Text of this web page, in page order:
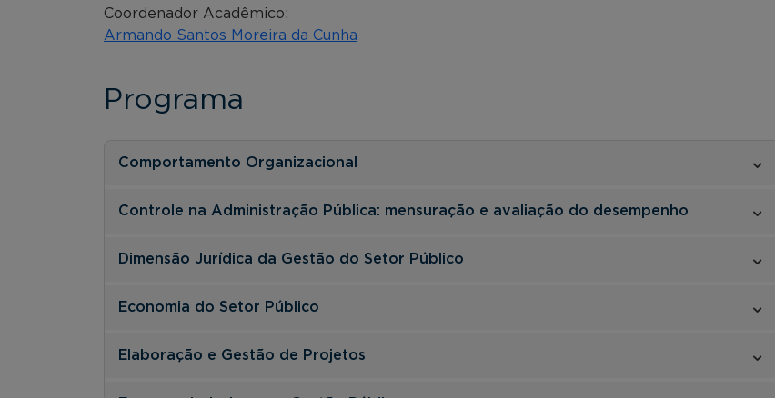
Coordenador Acadêmico:
Armando Santos Moreira da Cunha
Programa
Comportamento Organizacional
Controle na Administração Pública: mensuração e avaliação do desempenho
Dimensão Jurídica da Gestão do Setor Público
Economia do Setor Público
Elaboração e Gestão de Projetos